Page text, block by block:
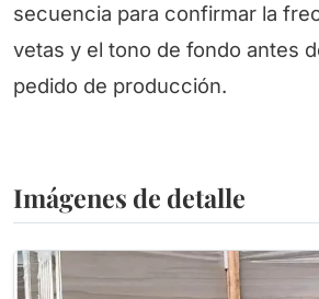
secuencia para confirmar la
vetas y el tono de fondo antes
pedido de producción.
Imágenes de detalle